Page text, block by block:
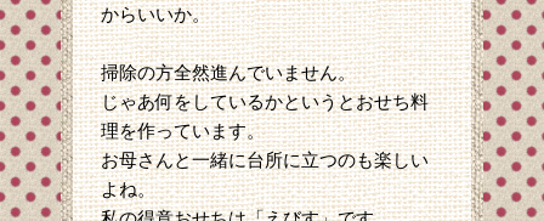
からいいか。
掃除の方全然進んでいません。
じゃあ何をしているかというとおせち料
理を作っています。
お母さんと一緒に台所に立つのも楽しい
よね。